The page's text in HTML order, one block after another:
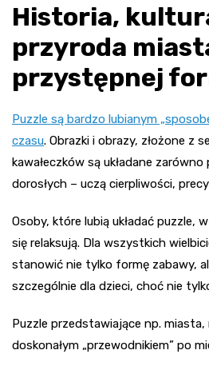
Historia,
przyroda
przystępnej
Puzzle są bardzo lubianym
czasu. Obrazki i obrazy, złożone z
kawałeczków są układane
dorosłych – uczą cierpliwości,
Osoby, które lubią układać puzzle,
się relaksują. Dla wszystkich
stanowić nie tylko formę zabawy,
szczególnie dla dzieci, choć nie
Puzzle przedstawiające np.
doskonałym „przewodnikiem” po